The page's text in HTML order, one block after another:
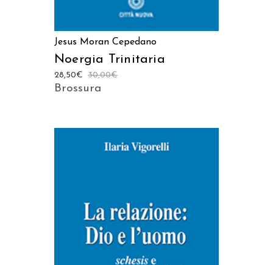
Jesus Moran Cepedano
Noergia Trinitaria
30,00€
28,50€
Brossura